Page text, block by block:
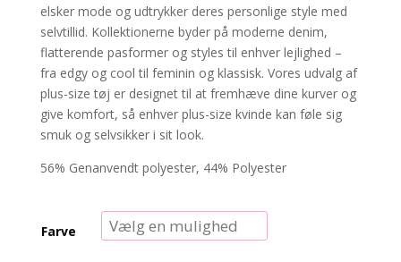
elsker mode og udtrykker deres personlige style med
selvtillid. Kollektionerne byder på moderne denim,
flatterende pasformer og styles til enhver lejlighed –
fra edgy og cool til feminin og klassisk. Vores udvalg af
plus-size tøj er designet til at fremhæve dine kurver og
give komfort, så enhver plus-size kvinde kan føle sig
smuk og selvsikker i sit look.
56% Genanvendt polyester, 44% Polyester
Farve